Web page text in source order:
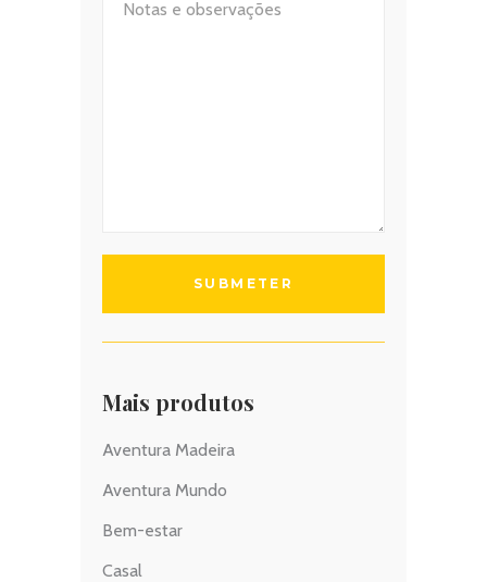
Mais produtos
Aventura Madeira
Aventura Mundo
Bem-estar
Casal